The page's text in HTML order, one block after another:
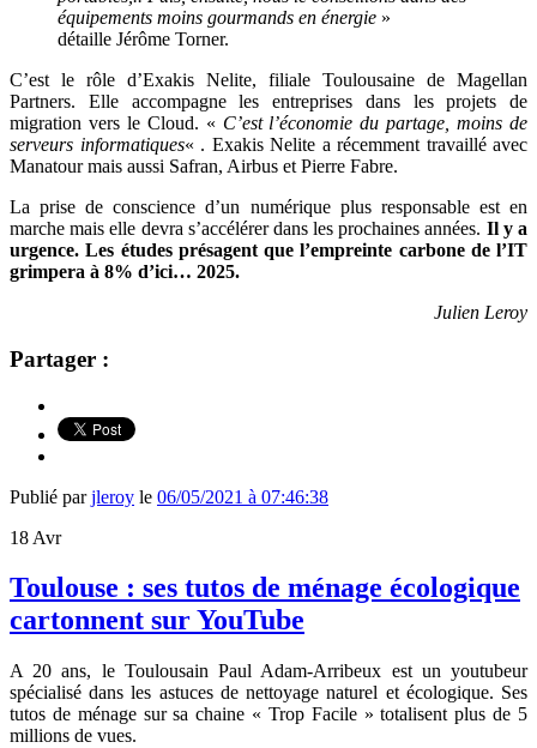
équipements moins gourmands en énergie »
détaille Jérôme Torner.
C’est le rôle d’Exakis Nelite, filiale Toulousaine de Magellan
Partners. Elle accompagne les entreprises dans les projets de
migration vers le Cloud. « C’est l’économie du partage, moins de
serveurs informatiques« . Exakis Nelite a récemment travaillé avec
Manatour mais aussi Safran, Airbus et Pierre Fabre.
La prise de conscience d’un numérique plus responsable est en
marche mais elle devra s’accélérer dans les prochaines années. Il y a
urgence. Les études présagent que l’empreinte carbone de l’IT
grimpera à 8% d’ici… 2025.
Julien Leroy
Partager :
Publié parjleroy le 06/05/2021 à 07:46:38
18 Avr
Toulouse : ses tutos de ménage écologique
cartonnent sur YouTube
A 20 ans, le Toulousain Paul Adam-Arribeux est un youtubeur
spécialisé dans les astuces de nettoyage naturel et écologique. Ses
tutos de ménage sur sa chaine « Trop Facile » totalisent plus de 5
millions de vues.